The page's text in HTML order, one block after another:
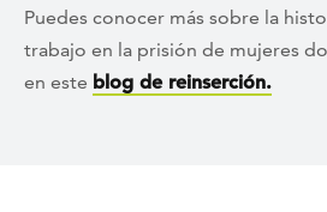
Puedes conocer más sobre la
trabajo en la prisión de mujeres
en este blog de reinserción.